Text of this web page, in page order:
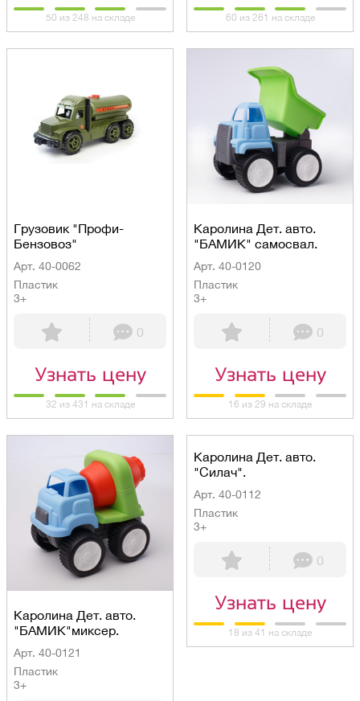
50 из 248 на складе 60 из 261 на складе
Грузовик "Профи-
Бензовоз"
Арт. 40-0062
Пластик
3+
0
Узнать цену
32 из 431 на складе
Каролина Дет. авто.
"БАМИК" самосвал.
Арт. 40-0120
Пластик
3+
0
Узнать цену
16 из 29 на складе
Каролина Дет. авто.
"БАМИК"миксер.
Арт. 40-0121
Пластик
3+
Каролина Дет. авто.
"Силач".
Арт. 40-0112
Пластик
3+
0
Узнать цену
18 из 41 на складе